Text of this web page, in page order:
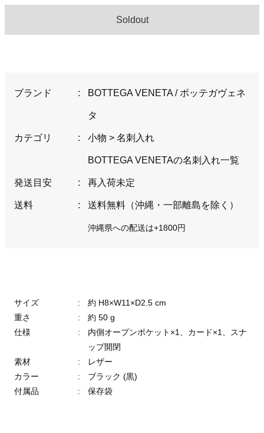
Soldout
ブランド : BOTTEGA VENETA / ボッテガヴェネ
タ
カテゴリ : 小物 > 名刺入れ
BOTTEGA VENETAの名刺入れ一覧
発送目安 : 再入荷未定
送料 : 送料無料（沖縄・一部離島を除く）
沖縄県への配送は+1800円
サイズ :
約 H8×W11×D2.5 cm
重さ
:
約 50 g
仕様
:
内側オープンポケット×1、カード×1、スナ
ップ開閉
素材
:
レザー
カラー
:
ブラック (黒)
付属品
: 保存袋